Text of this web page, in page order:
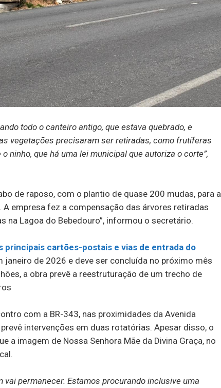
todo o canteiro antigo, que estava quebrado, e
vegetações precisaram ser retiradas, como frutíferas
ninho, que há uma lei municipal que autoriza o corte”,
de raposo, com o plantio de quase 200 mudas, para a
empresa fez a compensação das árvores retiradas
na Lagoa do Bebedouro”, informou o secretário.
principais cartões-postais e vias de entrada do
janeiro de 2026 e deve ser concluída no próximo mês
a obra prevê a reestruturação de um trecho de
com a BR-343, nas proximidades da Avenida
intervenções em duas rotatórias. Apesar disso, o
a imagem de Nossa Senhora Mãe da Divina Graça, no
vai permanecer. Estamos procurando inclusive uma